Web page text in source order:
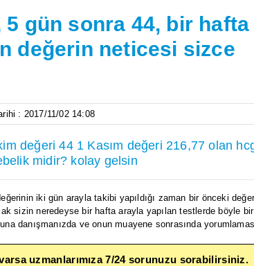
gün sonra 44, bir hafta
değerin neticesi sizce
: 2017/11/02 14:08
değeri 44 1 Kasım değeri 216,77 olan
midir? kolay gelsin
iki gün arayla takibi yapıldığı zaman bir önceki
sizin neredeyse bir hafta arayla yapılan testlerde böyle bir
danışmanızda ve onun muayene sonrasında
uzmanlarımıza 7/24 sorunuzu sorabilirsiniz.